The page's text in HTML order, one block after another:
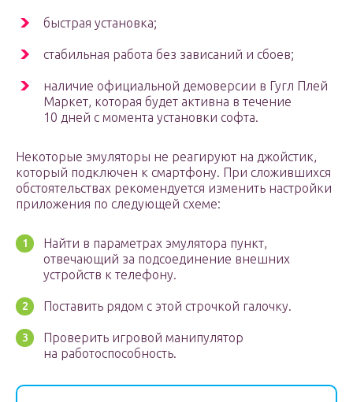
быстрая установка;
стабильная работа без зависаний и сбоев;
наличие официальной демоверсии в Гугл Плей
Маркет, которая будет активна в течение
10 дней с момента установки софта.
Некоторые эмуляторы не реагируют на джойстик,
который подключен к смартфону. При сложившихся
обстоятельствах рекомендуется изменить настройки
приложения по следующей схеме:
Найти в параметрах эмулятора пункт,
отвечающий за подсоединение внешних
устройств к телефону.
Поставить рядом с этой строчкой галочку.
Проверить игровой манипулятор
на работоспособность.